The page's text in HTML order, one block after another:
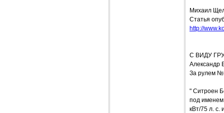
Михаил
Статья
http://
С ВИДУ
Александр
За рулем
" Ситроен
под именем
кВт/75 л. с.